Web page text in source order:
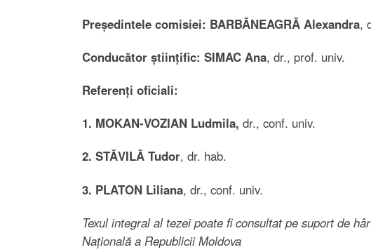
Președintele comisiei: BARBĂNEAGRĂ Alexandra,
Conducător științific: SIMAC Ana, dr., prof. univ.
Referenți oficiali:
1. MOKAN-VOZIAN Ludmila, dr., conf. univ.
2. STĂVILĂ Tudor, dr. hab.
3. PLATON Liliana, dr., conf. univ.
Texul integral al tezei poate fi consultat pe suport de
Națională a Republicii Moldova